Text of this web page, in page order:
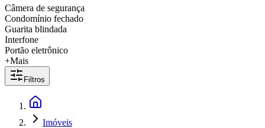
Câmera de segurança
Condomínio fechado
Guarita blindada
Interfone
Portão eletrônico
+Mais
Filtros
Imóveis